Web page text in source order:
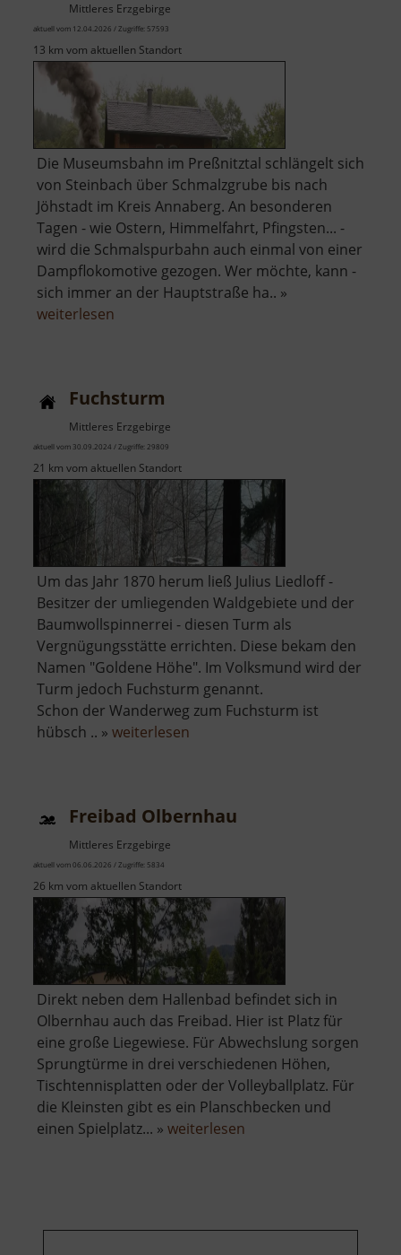
Mittleres Erzgebirge
aktuell vom 12.04.2026 / Zugriffe: 57593
13 km vom aktuellen Standort
Die Museumsbahn im Preßnitztal schlängelt sich
von Steinbach über Schmalzgrube bis nach
Jöhstadt im Kreis Annaberg. An besonderen
Tagen - wie Ostern, Himmelfahrt, Pfingsten... -
wird die Schmalspurbahn auch einmal von einer
Dampflokomotive gezogen. Wer möchte, kann -
sich immer an der Hauptstraße ha.. »
weiterlesen
Fuchsturm
Mittleres Erzgebirge
aktuell vom 30.09.2024 / Zugriffe: 29809
21 km vom aktuellen Standort
Um das Jahr 1870 herum ließ Julius Liedloff -
Besitzer der umliegenden Waldgebiete und der
Baumwollspinnerrei - diesen Turm als
Vergnügungsstätte errichten. Diese bekam den
Namen "Goldene Höhe". Im Volksmund wird der
Turm jedoch Fuchsturm genannt.
Schon der Wanderweg zum Fuchsturm ist
hübsch .. » weiterlesen
Freibad Olbernhau
Mittleres Erzgebirge
aktuell vom 06.06.2026 / Zugriffe: 5834
26 km vom aktuellen Standort
Direkt neben dem Hallenbad befindet sich in
Olbernhau auch das Freibad. Hier ist Platz für
eine große Liegewiese. Für Abwechslung sorgen
Sprungtürme in drei verschiedenen Höhen,
Tischtennisplatten oder der Volleyballplatz. Für
die Kleinsten gibt es ein Planschbecken und
einen Spielplatz... » weiterlesen